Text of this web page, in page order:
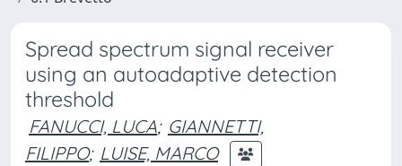
Spread spectrum signal receiver
using an autoadaptive detection
threshold
FANUCCI, LUCA; GIANNETTI,
FILIPPO; LUISE, MARCO